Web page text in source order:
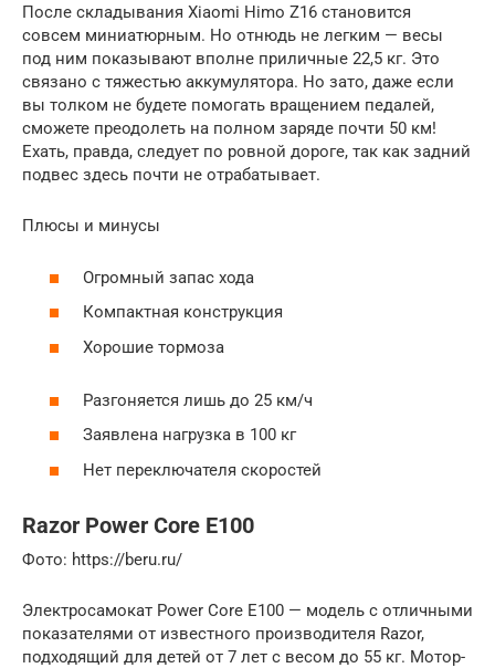
После складывания Xiaomi Himo Z16 становится
совсем миниатюрным. Но отнюдь не легким — весы
под ним показывают вполне приличные 22,5 кг. Это
связано с тяжестью аккумулятора. Но зато, даже если
вы толком не будете помогать вращением педалей,
сможете преодолеть на полном заряде почти 50 км!
Ехать, правда, следует по ровной дороге, так как задний
подвес здесь почти не отрабатывает.
Плюсы и минусы
Огромный запас хода
Компактная конструкция
Хорошие тормоза
Разгоняется лишь до 25 км/ч
Заявлена нагрузка в 100 кг
Нет переключателя скоростей
Razor Power Core E100
Фото: https://beru.ru/
Электросамокат Power Core E100 — модель с отличными
показателями от известного производителя Razor,
подходящий для детей от 7 лет с весом до 55 кг. Мотор-